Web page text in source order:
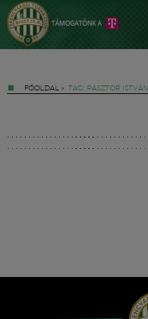
FŐOLDAL » TAG: PÁSZTOR ISTVÁN
Hírek